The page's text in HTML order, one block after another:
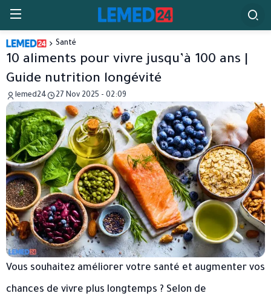
Santé
10 aliments pour vivre jusqu’à 100 ans |
Guide nutrition longévité
lemed24 27 Nov 2025 - 02:09
Vous souhaitez améliorer votre santé et augmenter vos
chances de vivre plus longtemps ? Selon de